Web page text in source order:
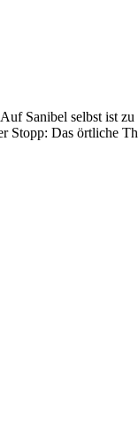
Sanibel selbst ist
Stopp: Das örtliche